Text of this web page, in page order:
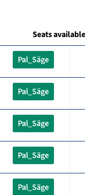
Seats available
Pal_Säge
Pal_Säge
Pal_Säge
Pal_Säge
Pal_Säge